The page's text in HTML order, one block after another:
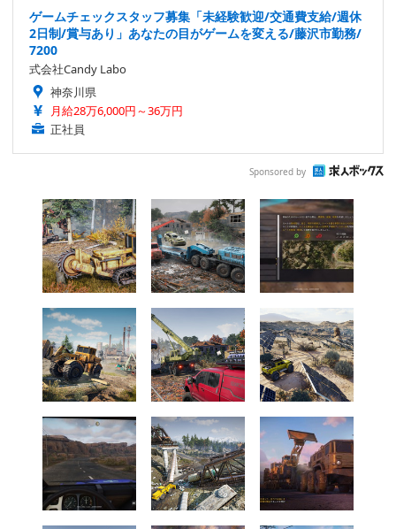
ゲームチェックスタッフ募集「未経験歓迎/交通費支給/週休
2日制/賞与あり」あなたの目がゲームを変える/藤沢市勤務/
7200
式会社Candy Labo
神奈川県
月給28万6,000円～36万円
正社員
Sponsored by